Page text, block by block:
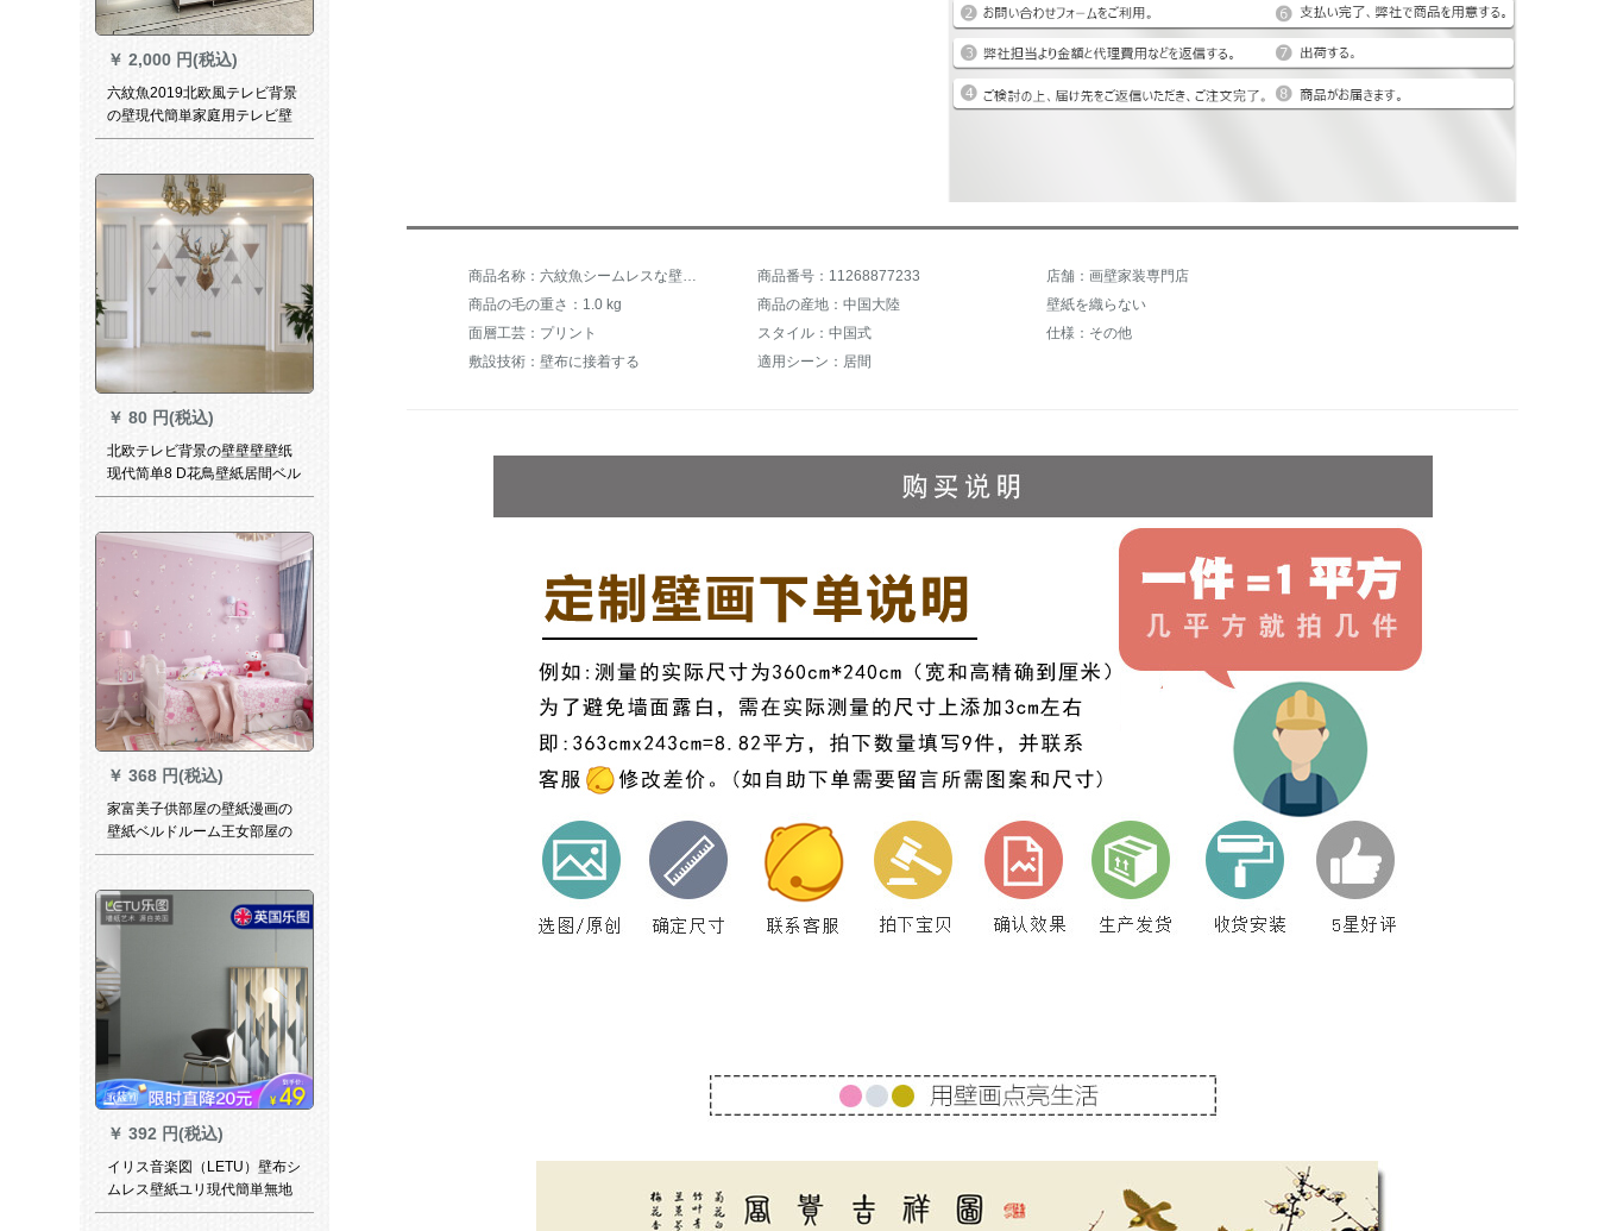
￥ 2,000 円(税込)
六紋魚2019北欧風テレビ背景
の壁現代簡単家庭用テレビ壁
紙装飾8 d大気壁紙壁画8 D結
￥ 80 円(税込)
北欧テレビ背景の壁壁壁壁纸
现代简单8 D花鳥壁紙居間ベル
ム装饰壁画映画・テレビ壁紙
オの撮影件数にリンクする必
要があります。
￥ 368 円(税込)
家富美子供部屋の壁紙漫画の
壁紙ベルドルーム王女部屋の
女の子寮が暖かくて可愛い3 D
キテちゃん6 C 0302ピンクの
長さは10 m*幅0.53 mです。
す。
￥ 392 円(税込)
イリス音楽図（LETU）壁布シ
ムレス壁紙ユリ現代簡単無地
ベドテレビ背景の壁綿麻カス
商品名称：六紋魚シームレスな壁紙とテレビ壁の壁画居間ソファ3 d立体テレビ背景の壁紙中国山水花鳥壁紙不織布壁紙 商品番号：11268877233
店舗：画壁家装専門店
商品の毛の重さ：1.0 kg
商品の産地：中国大陸
壁紙を織らない
面層工芸：プリント
スタイル：中国式
仕様：その他
敷設技術：壁布に接着する
適用シーン：居間